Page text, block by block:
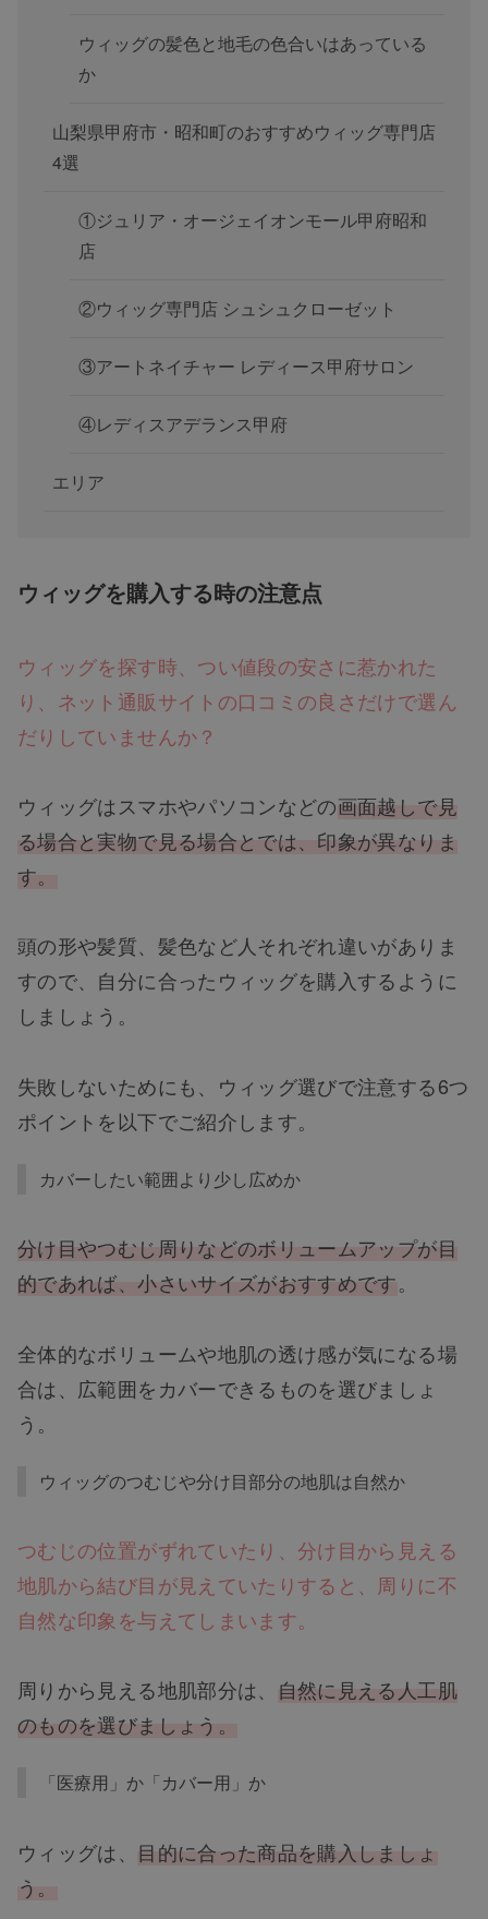
ウィッグの髪色と地毛の色合いはあっている
か
山梨県甲府市・昭和町のおすすめウィッグ専門店
4選
①ジュリア・オージェイオンモール甲府昭和
店
②ウィッグ専門店 シュシュクローゼット
③アートネイチャー レディース甲府サロン
④レディスアデランス甲府
エリア
ウィッグを購入する時の注意点
ウィッグを探す時、つい値段の安さに惹かれた
り、ネット通販サイトの口コミの良さだけで選ん
だりしていませんか？
ウィッグはスマホやパソコンなどの画面越しで見
る場合と実物で見る場合とでは、印象が異なりま
す。
頭の形や髪質、髪色など人それぞれ違いがありま
すので、自分に合ったウィッグを購入するように
しましょう。
失敗しないためにも、ウィッグ選びで注意する6つ
ポイントを以下でご紹介します。
カバーしたい範囲より少し広めか
分け目やつむじ周りなどのボリュームアップが目
的であれば、小さいサイズがおすすめです。
全体的なボリュームや地肌の透け感が気になる場
合は、広範囲をカバーできるものを選びましょ
う。
ウィッグのつむじや分け目部分の地肌は自然か
つむじの位置がずれていたり、分け目から見える
地肌から結び目が見えていたりすると、周りに不
自然な印象を与えてしまいます。
周りから見える地肌部分は、 自然に見える人工肌
のものを選びましょう。
「医療用」か「カバー用」か
ウィッグは、 目的に合った商品を購入しましょ
う。